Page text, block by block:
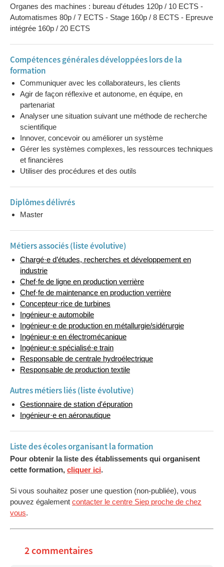
Organes des machines : bureau d'études 120p / 10 ECTS -
Automatismes 80p / 7 ECTS - Stage 160p / 8 ECTS - Epreuve
intégrée 160p / 20 ECTS
Compétences générales développées lors de la
formation
Communiquer avec les collaborateurs, les clients
Agir de façon réflexive et autonome, en équipe, en
partenariat
Analyser une situation suivant une méthode de recherche
scientifique
Innover, concevoir ou améliorer un système
Gérer les systèmes complexes, les ressources techniques
et financières
Utiliser des procédures et des outils
Diplômes délivrés
Master
Métiers associés (liste évolutive)
Chargé·e d’études, recherches et développement en
industrie
Chef·fe de ligne en production verrière
Chef·fe de maintenance en production verrière
Concepteur·rice de turbines
Ingénieur·e automobile
Ingénieur·e de production en métallurgie/sidérurgie
Ingénieur·e en électromécanique
Ingénieur·e spécialisé·e train
Responsable de centrale hydroélectrique
Responsable de production textile
Autres métiers liés (liste évolutive)
Gestionnaire de station d'épuration
Ingénieur·e en aéronautique
Liste des écoles organisant la formation
Pour obtenir la liste des établissements qui organisent
cette formation, cliquer ici.
Si vous souhaitez poser une question (non-publiée), vous
pouvez également contacter le centre Siep proche de chez
vous.
2 commentaires